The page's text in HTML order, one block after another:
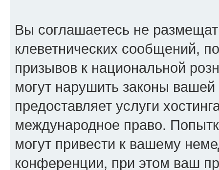
Вы соглашаетесь не
клеветнических сообщений,
призывов к национальной
могут нарушить законы
предоставляет услуги
международное право.
могут привести к вашему
конференции, при этом ваш